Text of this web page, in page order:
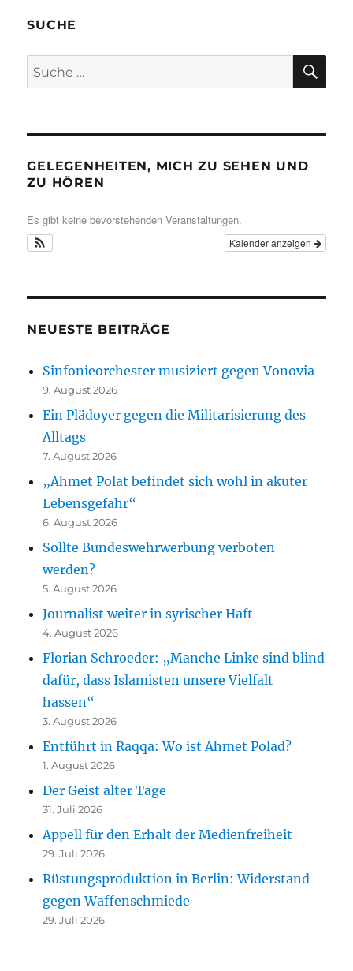
SUCHE
Suche
nach:
GELEGENHEITEN, MICH ZU SEHEN UND
ZU HÖREN
Es gibt keine bevorstehenden Veranstaltungen.
Kalender anzeigen
NEUESTE BEITRÄGE
Sinfonieorchester musiziert gegen Vonovia
9. August 2026
Ein Plädoyer gegen die Militarisierung des
Alltags
7. August 2026
„Ahmet Polat befindet sich wohl in akuter
Lebensgefahr“
6. August 2026
Sollte Bundeswehrwerbung verboten
werden?
5. August 2026
Journalist weiter in syrischer Haft
4. August 2026
Florian Schroeder: „Manche Linke sind blind
dafür, dass Islamisten unsere Vielfalt
hassen“
3. August 2026
Entführt in Raqqa: Wo ist Ahmet Polad?
1. August 2026
Der Geist alter Tage
31. Juli 2026
Appell für den Erhalt der Medienfreiheit
29. Juli 2026
Rüstungsproduktion in Berlin: Widerstand
gegen Waffenschmiede
29. Juli 2026